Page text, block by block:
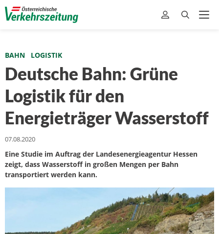
BAHN LOGISTIK
Deutsche Bahn: Grüne
Logistik für den
Energieträger Wasserstoff
07.08.2020
Eine Studie im Auftrag der Landesenergieagentur Hessen
zeigt, dass Wasserstoff in großen Mengen per Bahn
transportiert werden kann.